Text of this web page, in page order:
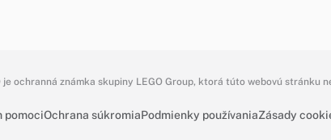
ochranná známka skupiny LEGO Group, ktorá túto webovú stránku
pomociOchrana súkromiaPodmienky používaniaZásady